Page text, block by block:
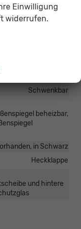
vorhanden
Schwenkbar
beheizbar,
in Schwarz
Heckklappe
und hintere
Einwilligung
widerrufen.